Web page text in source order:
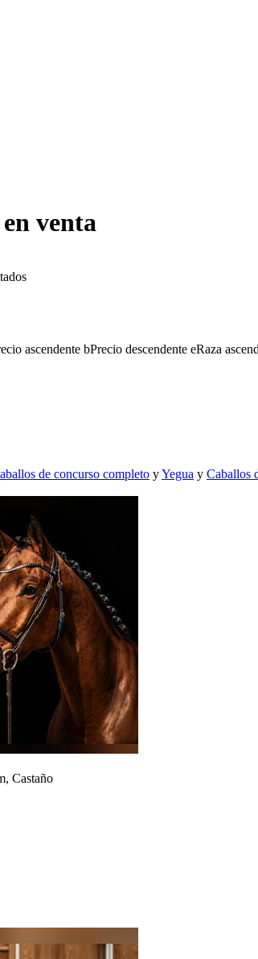
venta
ascendente bPrecio descendente eRaza
de concurso completo yYegua y Caballos
Castaño